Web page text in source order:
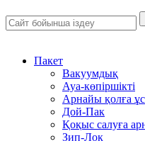
Пакет
Вакуумдық
Ауа-көпіршікті
Арнайы қолға
Дой-Пак
Қоқыс салуға
Зип-Лок